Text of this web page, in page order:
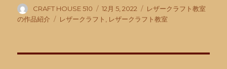
投
稿
CRAFT HOUSE 510
投
稿
12月 5, 2022
カ
テ
レザークラフト教室
の作品紹介
タ
レザークラフト レザークラフト教室